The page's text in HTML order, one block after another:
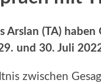
Arslan (TA) haben
und 30. Juli
zwischen